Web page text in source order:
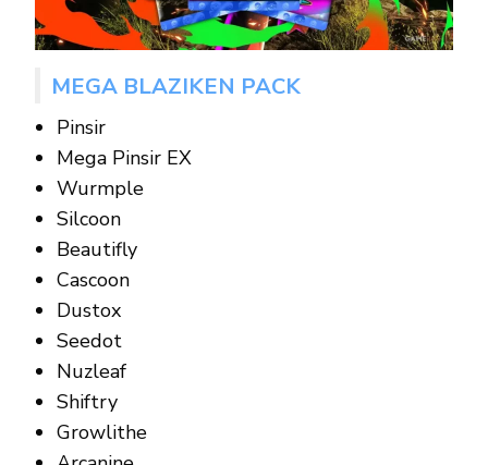
MEGA BLAZIKEN PACK
Pinsir
Mega Pinsir EX
Wurmple
Silcoon
Beautifly
Cascoon
Dustox
Seedot
Nuzleaf
Shiftry
Growlithe